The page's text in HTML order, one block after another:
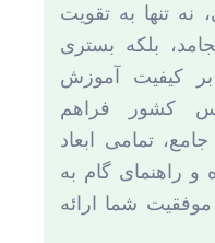
تنها به تقویت
بلکه بستری
بر کیفیت آموزش
کشور فراهم
تمامی ابعاد
و راهنمای گام به
شما ارائه